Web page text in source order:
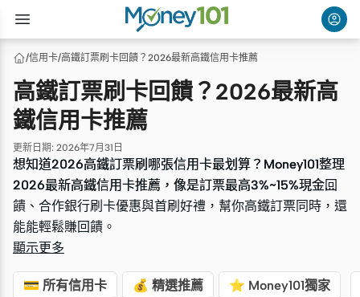
/信用卡/高鐵訂票刷卡回饋？2026最新高鐵信用卡推薦
高鐵訂票刷卡回饋？2026最新高
鐵信用卡推薦
更新日期: 2026年7月31日
想知道2026高鐵訂票刷哪張信用卡最划算？Money101整理
2026最新高鐵信用卡推薦，像是訂票最高3%~15%現金回
饋、合作銀行刷卡優惠與首刷好禮，幫你高鐵訂票同時，還
能能輕鬆賺回饋。
想知道2026高鐵訂票刷哪張信用卡最划算？Money101整理
2026最新高鐵信用卡推薦，像是訂票最高3%~15%現金回
饋、合作銀行刷卡優惠與首刷好禮，幫你高鐵訂票同時，還
能能輕鬆賺回饋。
顯示更多
💳 所有信用卡 💰 精選推薦
⭐ Money101獨家